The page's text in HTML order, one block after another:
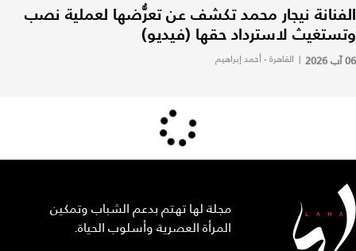
الفنانة نيجار محمد تكشف عن تعرُّضها لعملية نصب
وتستغيث لاسترداد حقها (فيديو)
06 آب 2026 | القاهرة - أحمد إبراهيم
مجلة لها تهتم بدعم الشباب وتمكين
المرأة العصرية وأسلوب الحياة.